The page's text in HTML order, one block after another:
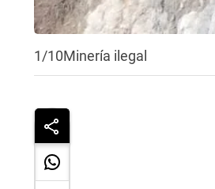
1/10Minería ilegal